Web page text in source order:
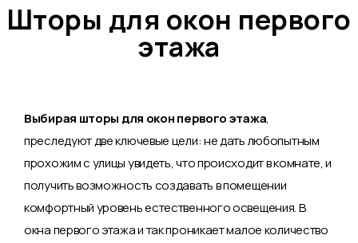
Шторы для окон первого
этажа
Выбирая шторы для окон первого этажа,
преследуют две ключевые цели: не дать любопытным
прохожим с улицы увидеть, что происходит в комнате, и
получить возможность создавать в помещении
комфортный уровень естественного освещения. В
окна первого этажа и так проникает малое количество